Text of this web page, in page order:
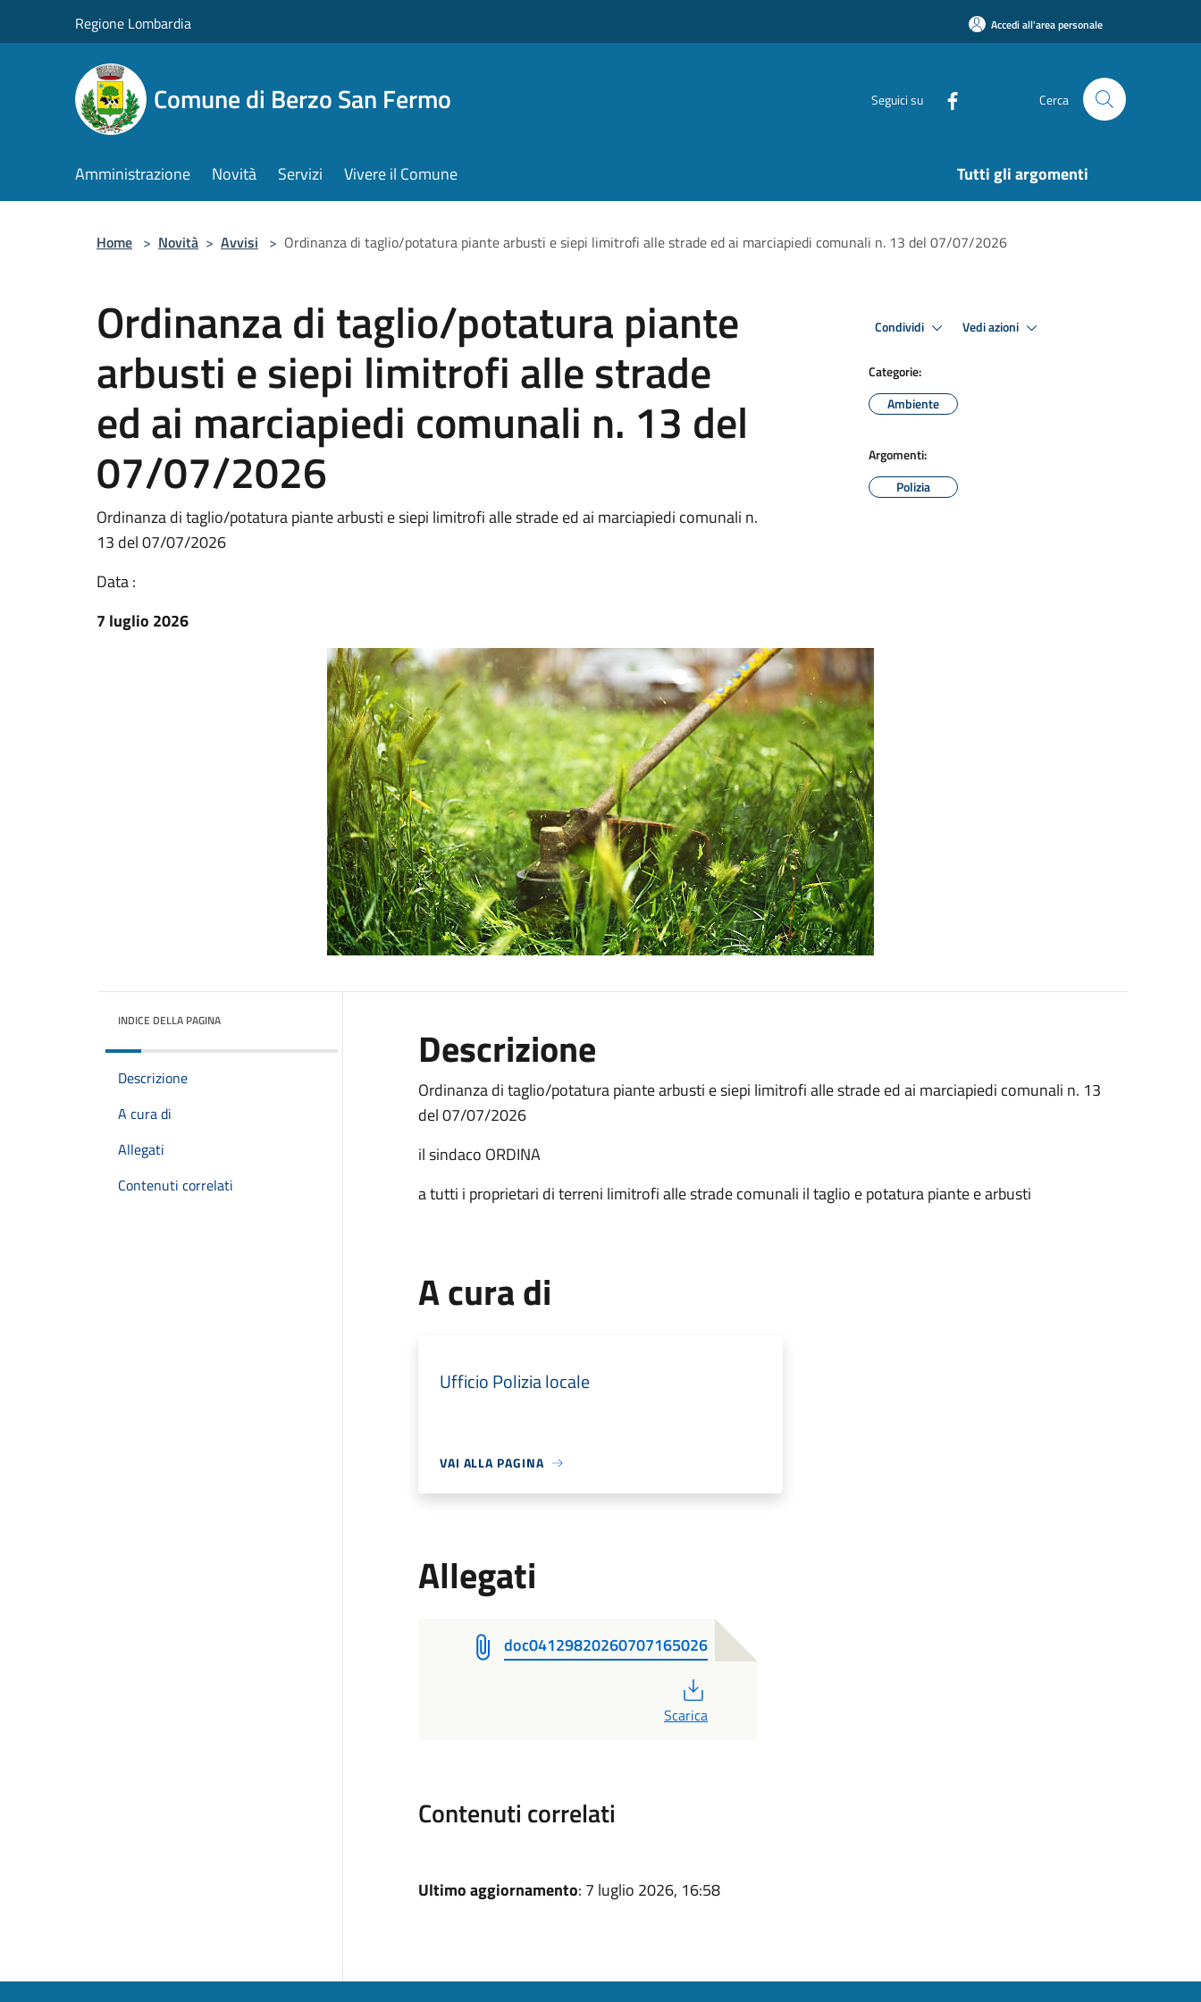
Regione Lombardia Accedi all'area personale
Comune di Berzo San Fermo Seguici su Cerca
Amministrazione Novità Servizi Vivere il Comune Tutti gli argomenti
Home > Novità > Avvisi > Ordinanza di taglio/potatura piante arbusti e siepi limitrofi alle strade ed ai marciapiedi comunali n. 13 del 07/07/2026
Ordinanza di taglio/potatura piante
arbusti e siepi limitrofi alle strade
ed ai marciapiedi comunali n. 13 del
07/07/2026
Ordinanza di taglio/potatura piante arbusti e siepi limitrofi alle strade ed ai marciapiedi comunali n.
13 del 07/07/2026
Data :
7 luglio 2026
Condividi Vedi azioni
Categorie:
Ambiente
Argomenti:
Polizia
INDICE DELLA PAGINA
Descrizione
A cura di
Allegati
Contenuti correlati
Descrizione
Ordinanza di taglio/potatura piante arbusti e siepi limitrofi alle strade ed ai marciapiedi comunali n. 13
del 07/07/2026
il sindaco ORDINA
a tutti i proprietari di terreni limitrofi alle strade comunali il taglio e potatura piante e arbusti
A cura di
Ufficio Polizia locale
VAI ALLA PAGINA
Allegati
doc04129820260707165026
Scarica
Contenuti correlati
Ultimo aggiornamento: 7 luglio 2026, 16:58